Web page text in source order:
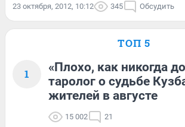
23 октября, 2012, 10:12 345 Обсудить
ТОП 5
1
«Плохо, как никогда
таролог о судьбе
жителей в августе
15 002 21